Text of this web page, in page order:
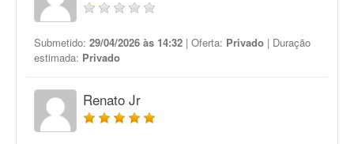
Submetido: 29/04/2026 às 14:32 | Oferta: Privado | Duração
estimada: Privado
Renato Jr